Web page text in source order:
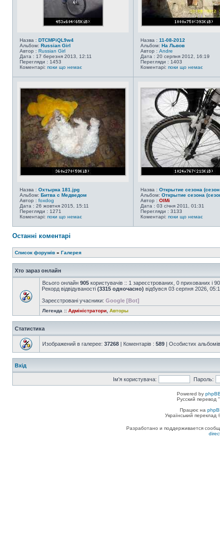
Назва : DTCMPiQL9w4
Альбом: Russian Girl
Автор : Russian Girl
Дата : 17 березня 2013, 12:11
Перегляди : 1453
Коментарі: поки що немає
Назва : 11-08-2012
Альбом: На Львов
Автор : Andre
Дата : 20 серпня 2012, 16:19
Перегляди : 1403
Коментарі: поки що немає
Назва : Охтырка 181.jpg
Альбом: Битва с Медведом
Автор : foxdog
Дата : 26 жовтня 2015, 15:11
Перегляди : 1271
Коментарі: поки що немає
Назва : Открытие сезона
Альбом: Открытие сезона
Автор : OlMi
Дата : 03 січня 2011, 01:31
Перегляди : 3133
Коментарі: поки що немає
Останні коментарі
Список форумів » Галерея
Хто зараз онлайн
Всього онлайн 905 користувачів :: 1 зареєстрованих, 0 прихованих і
Рекорд відвідуваності (3315 одночасно) відбувся 03 серпня 2026,
Зареєстровані учасники: Google [Bot]
Легенда :: Адміністратори Авторы
Статистика
Изображений в галерее: 37268 | Коментарів : 589 | Особистих
Вхід
Ім'я користувача: Пароль:
Powered by
Русский перевод
Працює на
Український
Разработано и поддерживается